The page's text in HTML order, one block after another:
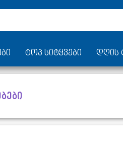
ტოპ სიტყვები დღის